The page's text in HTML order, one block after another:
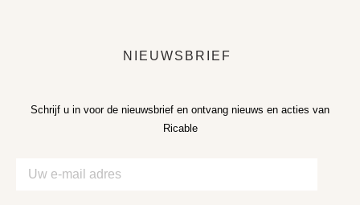
NIEUWSBRIEF
Schrijf u in voor de nieuwsbrief en ontvang nieuws en acties van
Ricable